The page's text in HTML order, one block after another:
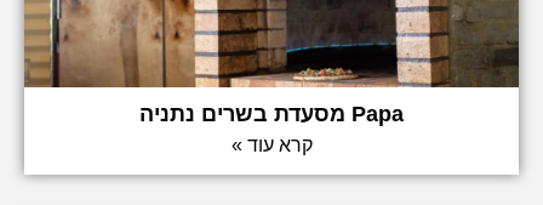
Papa מסעדת בשרים נתניה
קרא עוד »